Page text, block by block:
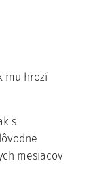
mu hrozí
s
mesiacov